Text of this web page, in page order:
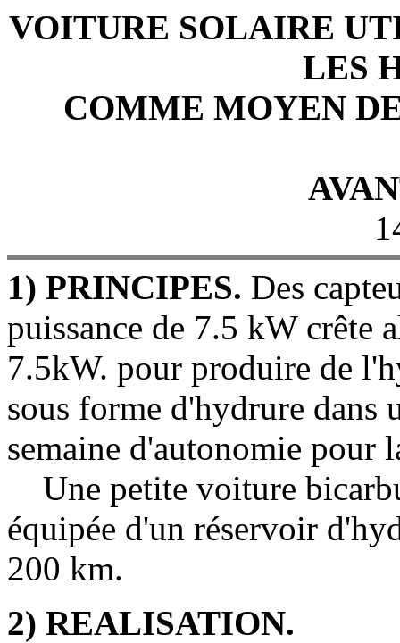
VOITURE SOLAIRE
LES
COMME MOYEN
1) PRINCIPES. Des
puissance de 7.5 kW crête
7.5kW. pour produire de
sous forme d'hydrure
semaine d'autonomie pour
Une petite voiture
équipée d'un réservoir
200 km.
2) REALISATION.